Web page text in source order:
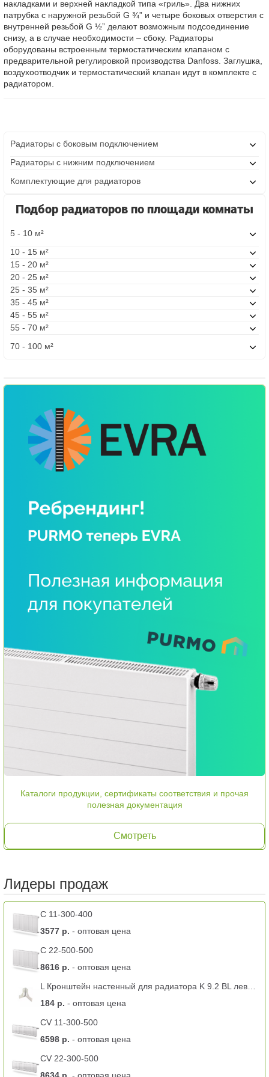
накладками и верхней накладкой типа «гриль». Два нижних
патрубка с наружной резьбой G ¾” и четыре боковых отверстия с
внутренней резьбой G ½” делают возможным подсоединение
снизу, а в случае необходимости – сбоку. Радиаторы
оборудованы встроенным термостатическим клапаном с
предварительной регулировкой производства Danfoss. Заглушка,
воздухоотводчик и термостатический клапан идут в комплекте с
радиатором.
Радиаторы с боковым подключением
Радиаторы с нижним подключением
Комплектующие для радиаторов
Подбор радиаторов по площади комнаты
5 - 10 м²
10 - 15 м²
15 - 20 м²
20 - 25 м²
25 - 35 м²
35 - 45 м²
45 - 55 м²
55 - 70 м²
70 - 100 м²
Каталоги продукции, сертификаты соответствия и прочая
полезная документация
Смотреть
Лидеры продаж
C 11-300-400
3577 р. - оптовая цена
C 22-500-500
8616 р. - оптовая цена
184 р. - оптовая цена
CV 11-300-500
6598 р. - оптовая цена
CV 22-300-500